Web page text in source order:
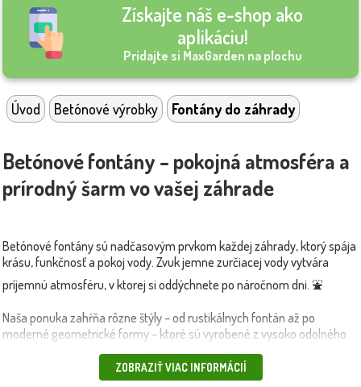
Získajte náš e-shop ako
aplikáciu!
Pridajte si MaxGarden na plochu
Úvod Betónové výrobky Fontány do záhrady
Betónové fontány – pokojná atmosféra a
prírodný šarm vo vašej záhrade
Betónové fontány sú nadčasovým prvkom každej záhrady, ktorý spája
krásu, funkčnosť a pokoj vody. Zvuk jemne zurčiacej vody vytvára
príjemnú atmosféru, v ktorej si oddýchnete po náročnom dni. ⛲
Naša ponuka zahŕňa rôzne štýly – od rustikálnych fontán až po
moderné geometrické formy – ktoré sú vyrobené z vysoko odolného
mrazu, UV žiareniu aj poveternostným vplyvom. 🌦️
ZOBRAZIŤ VIAC INFORMÁCIÍ